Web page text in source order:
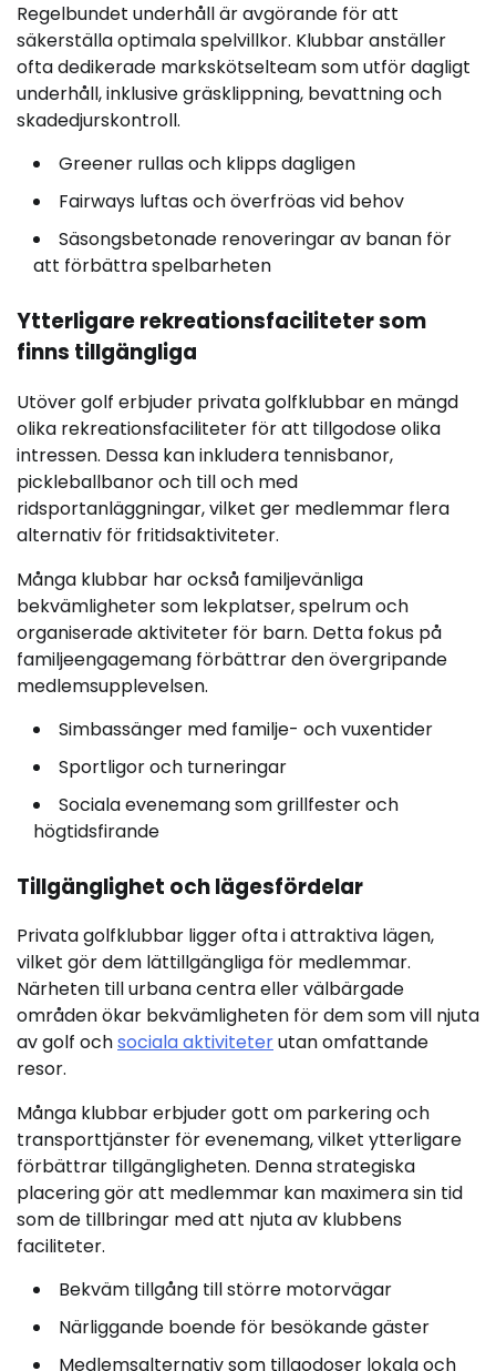
Regelbundet underhåll är avgörande för att
säkerställa optimala spelvillkor. Klubbar anställer
ofta dedikerade markskötselteam som utför dagligt
underhåll, inklusive gräsklippning, bevattning och
skadedjurskontroll.
Greener rullas och klipps dagligen
Fairways luftas och överfröas vid behov
Säsongsbetonade renoveringar av banan för
att förbättra spelbarheten
Ytterligare rekreationsfaciliteter som
finns tillgängliga
Utöver golf erbjuder privata golfklubbar en mängd
olika rekreationsfaciliteter för att tillgodose olika
intressen. Dessa kan inkludera tennisbanor,
pickleballbanor och till och med
ridsportanläggningar, vilket ger medlemmar flera
alternativ för fritidsaktiviteter.
Många klubbar har också familjevänliga
bekvämligheter som lekplatser, spelrum och
organiserade aktiviteter för barn. Detta fokus på
familjeengagemang förbättrar den övergripande
medlemsupplevelsen.
Simbassänger med familje- och vuxentider
Sportligor och turneringar
Sociala evenemang som grillfester och
högtidsfirande
Tillgänglighet och lägesfördelar
Privata golfklubbar ligger ofta i attraktiva lägen,
vilket gör dem lättillgängliga för medlemmar.
Närheten till urbana centra eller välbärgade
områden ökar bekvämligheten för dem som vill njuta
av golf ochsociala aktiviteterutan omfattande
resor.
Många klubbar erbjuder gott om parkering och
transporttjänster för evenemang, vilket ytterligare
förbättrar tillgängligheten. Denna strategiska
placering gör att medlemmar kan maximera sin tid
som de tillbringar med att njuta av klubbens
faciliteter.
Bekväm tillgång till större motorvägar
Närliggande boende för besökande gäster
Medlemsalternativ som tillgodoser lokala och